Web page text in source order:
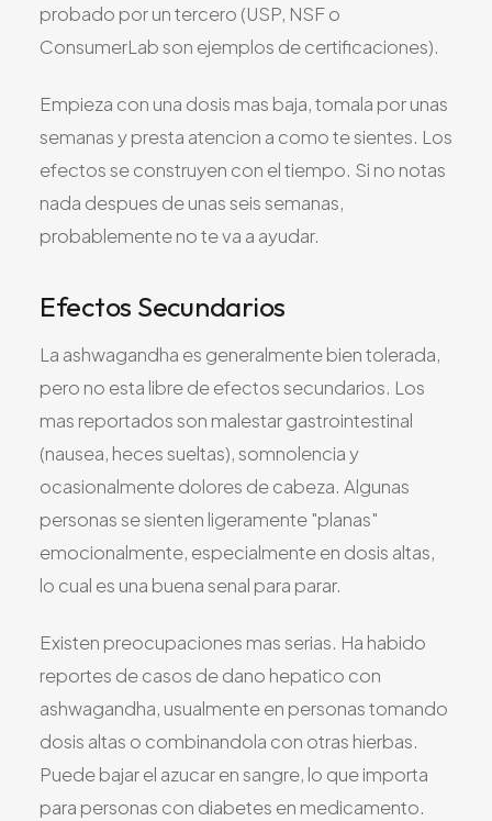
probado por un tercero (USP, NSF o
ConsumerLab son ejemplos de certificaciones).
Empieza con una dosis mas baja, tomala por unas
semanas y presta atencion a como te sientes. Los
efectos se construyen con el tiempo. Si no notas
nada despues de unas seis semanas,
probablemente no te va a ayudar.
Efectos Secundarios
La ashwagandha es generalmente bien tolerada,
pero no esta libre de efectos secundarios. Los
mas reportados son malestar gastrointestinal
(nausea, heces sueltas), somnolencia y
ocasionalmente dolores de cabeza. Algunas
personas se sienten ligeramente "planas"
emocionalmente, especialmente en dosis altas,
lo cual es una buena senal para parar.
Existen preocupaciones mas serias. Ha habido
reportes de casos de dano hepatico con
ashwagandha, usualmente en personas tomando
dosis altas o combinandola con otras hierbas.
Puede bajar el azucar en sangre, lo que importa
para personas con diabetes en medicamento.